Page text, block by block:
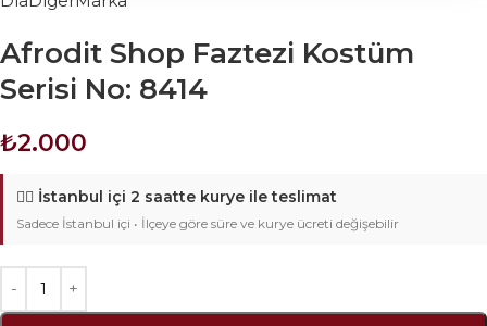
Afrodit Shop Faztezi Kostüm
Serisi No: 8414
₺2.000
🚴‍♂️ İstanbul içi 2 saatte kurye ile teslimat
Sadece İstanbul içi • İlçeye göre süre ve kurye ücreti değişebilir